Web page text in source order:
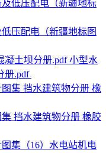
压配电（新疆地标图
小型水
册.pdf
挡水建筑物分册 橡胶